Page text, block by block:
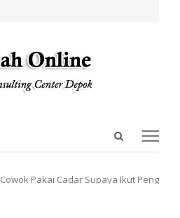
Open
Cowok Pakai Cadar Supaya Ikut